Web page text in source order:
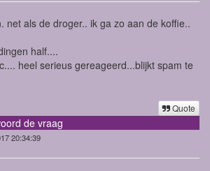
net als de droger.. ik ga zo aan de koffie..
half....
heel serieus gereageerd...blijkt spam te
Quote
de vraag
20:34:39